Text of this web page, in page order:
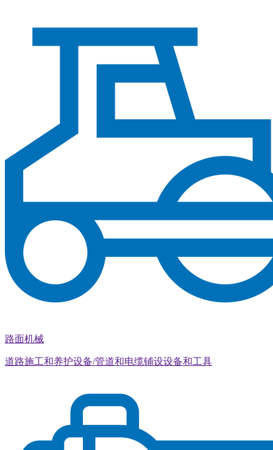
路面机械
道路施工和养护设备/管道和电缆铺设设备和工具